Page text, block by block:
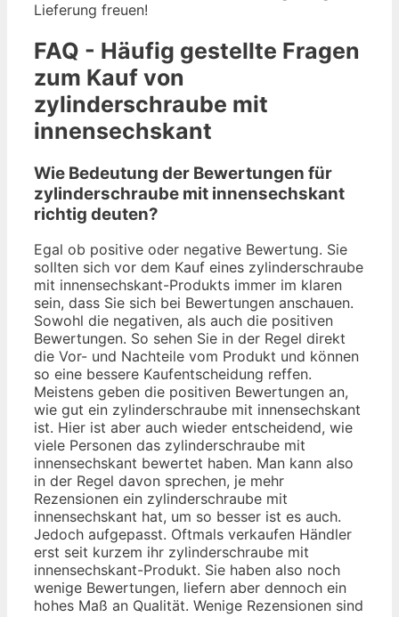
Lieferung freuen!
FAQ - Häufig gestellte Fragen
zum Kauf von
zylinderschraube mit
innensechskant
Wie Bedeutung der Bewertungen für
zylinderschraube mit innensechskant
richtig deuten?
Egal ob positive oder negative Bewertung. Sie
sollten sich vor dem Kauf eines zylinderschraube
mit innensechskant-Produkts immer im klaren
sein, dass Sie sich bei Bewertungen anschauen.
Sowohl die negativen, als auch die positiven
Bewertungen. So sehen Sie in der Regel direkt
die Vor- und Nachteile vom Produkt und können
so eine bessere Kaufentscheidung reffen.
Meistens geben die positiven Bewertungen an,
wie gut ein zylinderschraube mit innensechskant
ist. Hier ist aber auch wieder entscheidend, wie
viele Personen das zylinderschraube mit
innensechskant bewertet haben. Man kann also
in der Regel davon sprechen, je mehr
Rezensionen ein zylinderschraube mit
innensechskant hat, um so besser ist es auch.
Jedoch aufgepasst. Oftmals verkaufen Händler
erst seit kurzem ihr zylinderschraube mit
innensechskant-Produkt. Sie haben also noch
wenige Bewertungen, liefern aber dennoch ein
hohes Maß an Qualität. Wenige Rezensionen sind